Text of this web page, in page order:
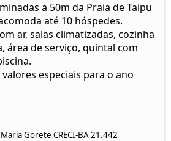
a 50m da Praia de Taipu
até 10 hóspedes.
ar, salas climatizadas, cozinha
área de serviço, quintal com
especiais para o ano
Maria Gorete CRECI-BA 21.442